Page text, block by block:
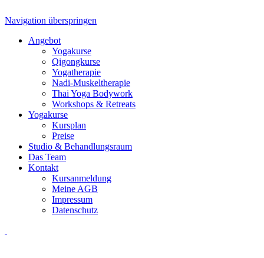
Navigation überspringen
Angebot
Yogakurse
Qigongkurse
Yogatherapie
Nadi-Muskeltherapie
Thai Yoga Bodywork
Workshops & Retreats
Yogakurse
Kursplan
Preise
Studio & Behandlungsraum
Das Team
Kontakt
Kursanmeldung
Meine AGB
Impressum
Datenschutz